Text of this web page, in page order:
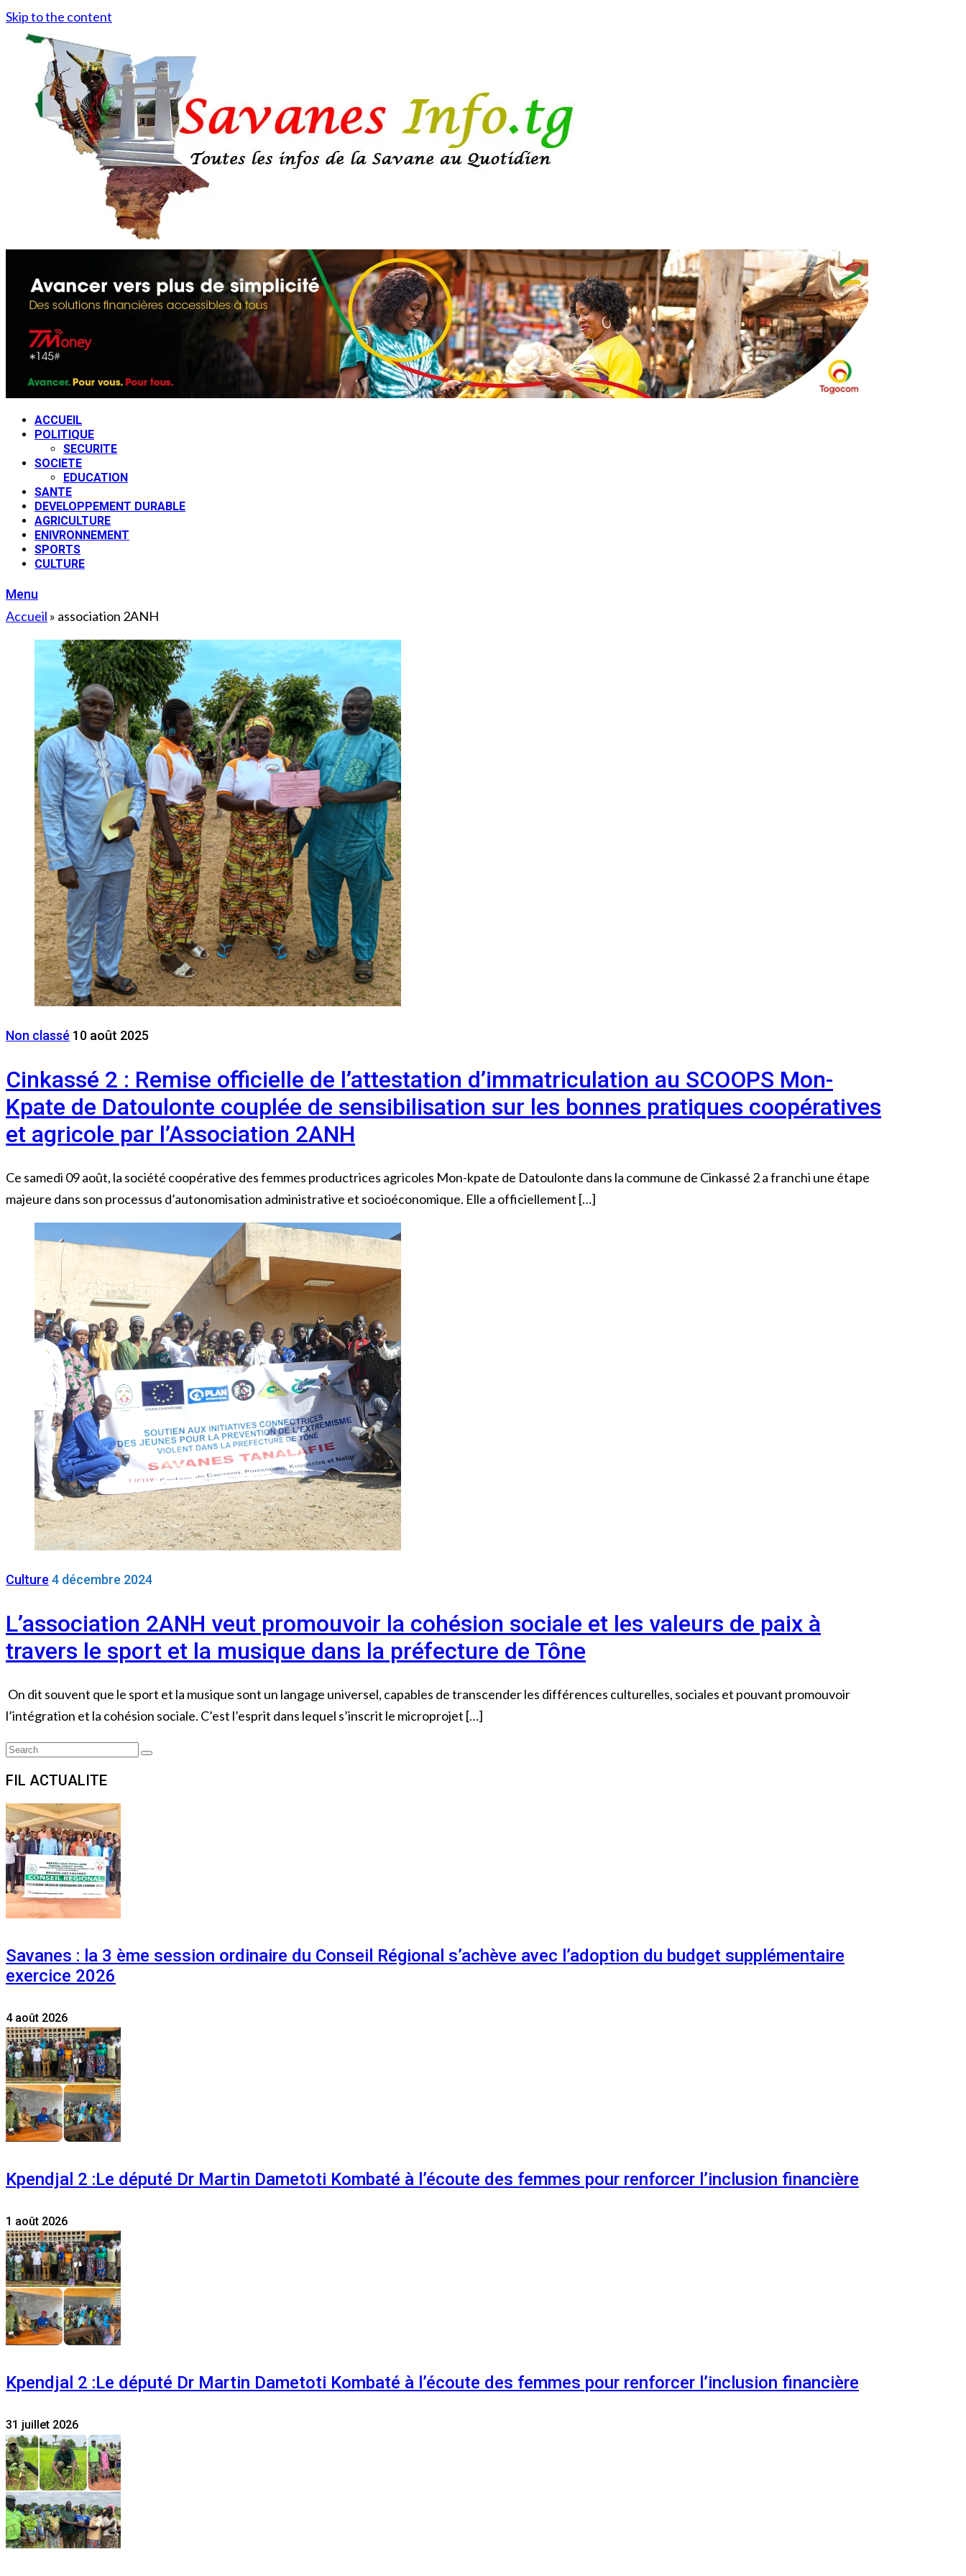
Skip to the content
ACCUEIL
POLITIQUE
SECURITE
SOCIETE
EDUCATION
SANTE
DEVELOPPEMENT DURABLE
AGRICULTURE
ENIVRONNEMENT
SPORTS
CULTURE
Menu
Accueil » association 2ANH
Non classé 10 août 2025
Cinkassé 2 : Remise officielle de l’attestation d’immatriculation au SCOOPS Mon-
Kpate de Datoulonte couplée de sensibilisation sur les bonnes pratiques coopératives
et agricole par l’Association 2ANH
Ce samedi 09 août, la société coopérative des femmes productrices agricoles Mon-kpate de Datoulonte dans la commune de Cinkassé 2 a franchi une étape
majeure dans son processus d’autonomisation administrative et socioéconomique. Elle a officiellement […]
Culture 4 décembre 2024
L’association 2ANH veut promouvoir la cohésion sociale et les valeurs de paix à
travers le sport et la musique dans la préfecture de Tône
On dit souvent que le sport et la musique sont un langage universel, capables de transcender les différences culturelles, sociales et pouvant promouvoir
l’intégration et la cohésion sociale. C’est l’esprit dans lequel s’inscrit le microprojet […]
Search
Search
FIL ACTUALITE
Savanes : la 3 ème session ordinaire du Conseil Régional s’achève avec l’adoption du budget supplémentaire
exercice 2026
4 août 2026
Kpendjal 2 :Le député Dr Martin Dametoti Kombaté à l’écoute des femmes pour renforcer l’inclusion financière
1 août 2026
Kpendjal 2 :Le député Dr Martin Dametoti Kombaté à l’écoute des femmes pour renforcer l’inclusion financière
31 juillet 2026